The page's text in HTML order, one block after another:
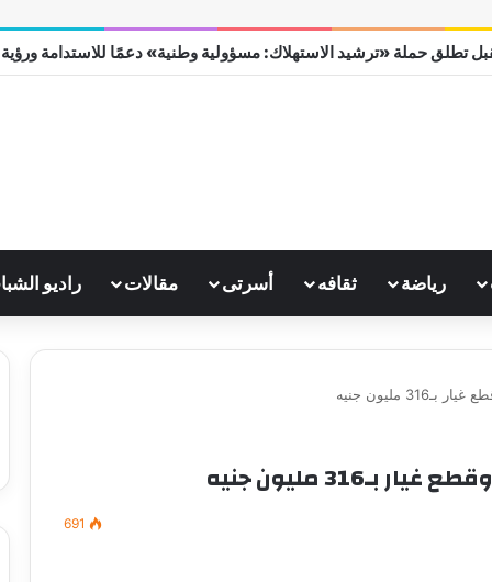
تطلق حملة «ترشيد الاستهلاك: مسؤولية وطنية» دعمًا للاستدامة ورؤية مصر
رياضة ثقافه أسرتى مقالات راديو
مليون جنيه
مليون جنيه
691